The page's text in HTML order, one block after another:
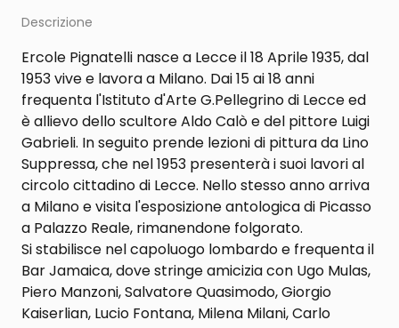
Descrizione
Ercole Pignatelli nasce a Lecce il 18 Aprile 1935, dal
1953 vive e lavora a Milano. Dai 15 ai 18 anni
frequenta l'Istituto d'Arte G.Pellegrino di Lecce ed
è allievo dello scultore Aldo Calò e del pittore Luigi
Gabrieli. In seguito prende lezioni di pittura da Lino
Suppressa, che nel 1953 presenterà i suoi lavori al
circolo cittadino di Lecce. Nello stesso anno arriva
a Milano e visita l'esposizione antologica di Picasso
a Palazzo Reale, rimanendone folgorato.
Si stabilisce nel capoluogo lombardo e frequenta il
Bar Jamaica, dove stringe amicizia con Ugo Mulas,
Piero Manzoni, Salvatore Quasimodo, Giorgio
Kaiserlian, Lucio Fontana, Milena Milani, Carlo